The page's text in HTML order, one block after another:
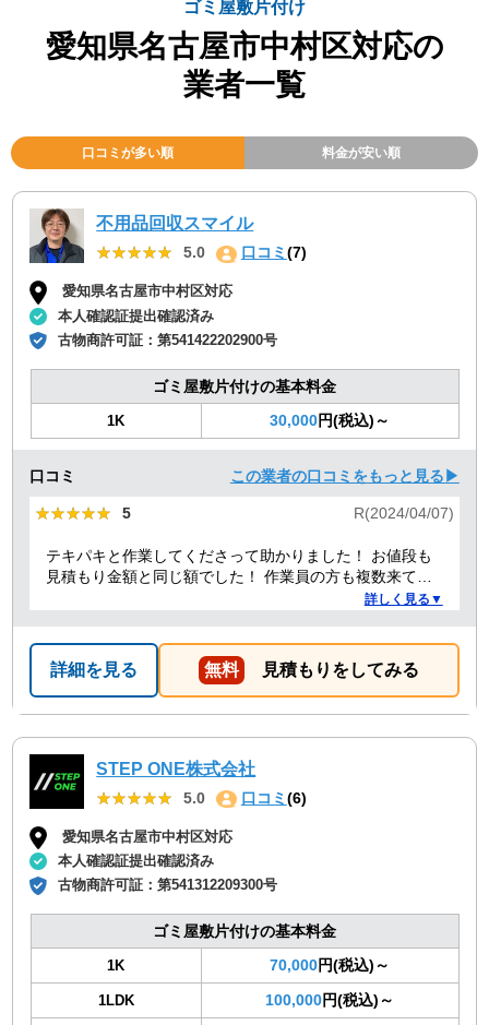
ゴミ屋敷片付け
愛知県名古屋市中村区対応の
業者一覧
口コミが多い順 料金が安い順
不用品回収スマイル
★★★★★
★★★★★ 5.0 口コミ(7)
愛知県名古屋市中村区対応
本人確認証提出確認済み
古物商許可証：第541422202900号
ゴミ屋敷片付けの基本料金
1K 30,000円(税込)～
口コミ この業者の口コミをもっと見る▶
★★★★★
★★★★★ 5 R(2024/04/07)
テキパキと作業してくださって助かりました！ お値段も
見積もり金額と同じ額でした！ 作業員の方も複数来てく
ださり、 女性の方もいて安心しました！ こちらに頼んで
詳しく見る▼
詳細を見る 無料 見積もりをしてみる
STEP ONE株式会社
★★★★★
★★★★★ 5.0 口コミ (6)
愛知県名古屋市中村区対応
本人確認証提出確認済み
古物商許可証：第541312209300号
ゴミ屋敷片付けの基本料金
1K 70,000円(税込)～
1LDK 100,000円(税込)～